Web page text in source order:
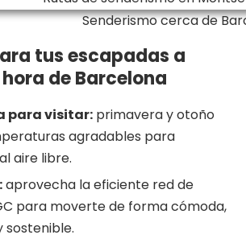
Senderismo cerca de
tus escapadas a
hora de Barcelona
para visitar: primavera y otoño
agradables para
aire libre.
aprovecha la eficiente red de
para moverte de forma cómoda,
sostenible.